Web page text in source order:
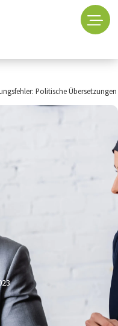
Politische Übersetzungen